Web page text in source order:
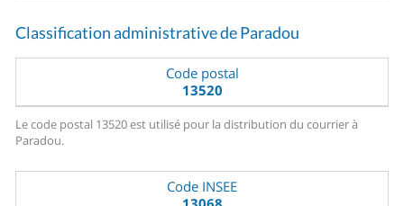
Classification administrative de Paradou
Code postal
13520
Le code postal 13520 est utilisé pour la distribution du courrier à
Paradou.
Code INSEE